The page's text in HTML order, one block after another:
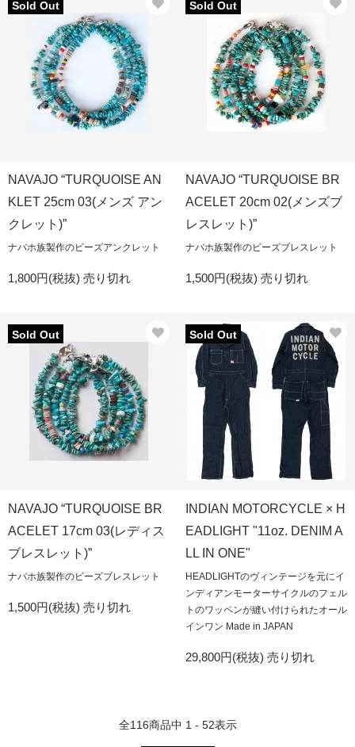
Sold Out
NAVAJO “TURQUOISE AN
KLET 25cm 03(メンズ アン
クレット)”
ナバホ族製作のビーズアンクレット
1,800円(税抜) 売り切れ
Sold Out
NAVAJO “TURQUOISE BR
ACELET 20cm 02(メンズブ
レスレット)”
ナバホ族製作のビーズブレスレット
1,500円(税抜) 売り切れ
Sold Out
NAVAJO “TURQUOISE BR
ACELET 17cm 03(レディス
ブレスレット)”
ナバホ族製作のビーズブレスレット
1,500円(税抜) 売り切れ
Sold Out
INDIAN MOTORCYCLE × H
EADLIGHT "11oz. DENIM A
LL IN ONE"
HEADLIGHTのヴィンテージを元にイ
ンディアンモーターサイクルのフェル
トのワッペンが縫い付けられたオール
インワン Made in JAPAN
29,800円(税抜) 売り切れ
全116商品中 1 - 52表示